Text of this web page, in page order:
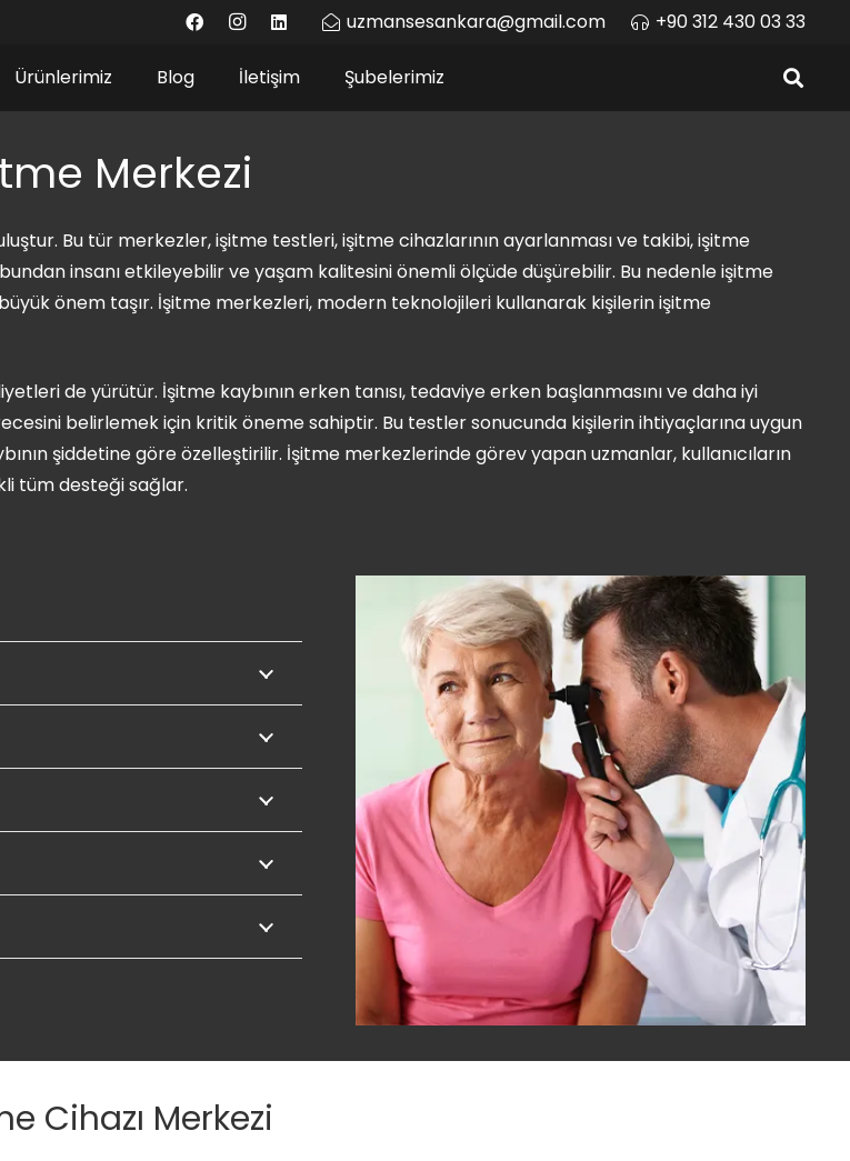
uzmansesankara@gmail.com +90 312 430 03 33
Ürünlerimiz Blog İletişim Şubelerimiz
Merkezi
Bu tür merkezler, işitme testleri, işitme cihazlarının ayarlanması ve takibi, işitme
insanı etkileyebilir ve yaşam kalitesini önemli ölçüde düşürebilir. Bu nedenle işitme
önem taşır. İşitme merkezleri, modern teknolojileri kullanarak kişilerin işitme
de yürütür. İşitme kaybının erken tanısı, tedaviye erken başlanmasını ve daha iyi
belirlemek için kritik öneme sahiptir. Bu testler sonucunda kişilerin ihtiyaçlarına uygun
şiddetine göre özelleştirilir. İşitme merkezlerinde görev yapan uzmanlar, kullanıcıların
tüm desteği sağlar.
Cihazı Merkezi